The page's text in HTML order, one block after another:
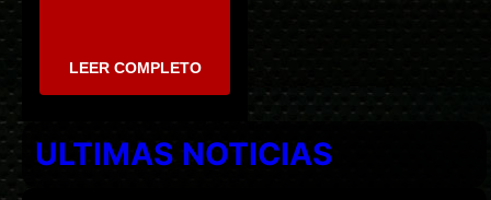
LEER COMPLETO
ULTIMAS NOTICIAS